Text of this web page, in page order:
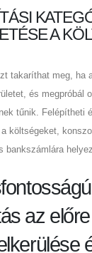
A
takaríthat meg, ha
és megpróbál
tűnik. Felépítheti
költségeket,
bankszámlára
az